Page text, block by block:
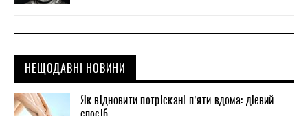
НЕЩОДАВНІ НОВИНИ
Як відновити потріскані п’яти вдома: дієвий